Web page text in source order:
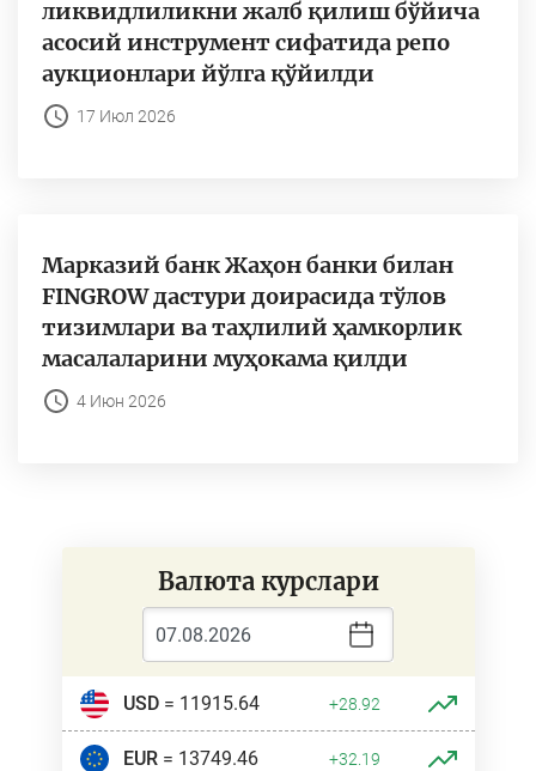
ликвидлиликни жалб қилиш бўйича
асосий инструмент сифатида репо
аукционлари йўлга қўйилди
17 Июл 2026
Марказий банк Жаҳон банки билан
FINGROW дастури доирасида тўлов
тизимлари ва таҳлилий ҳамкорлик
масалаларини муҳокама қилди
4 Июн 2026
Валюта курслари
USD= 11915.64 +28.92
EUR= 13749.46 +32.19